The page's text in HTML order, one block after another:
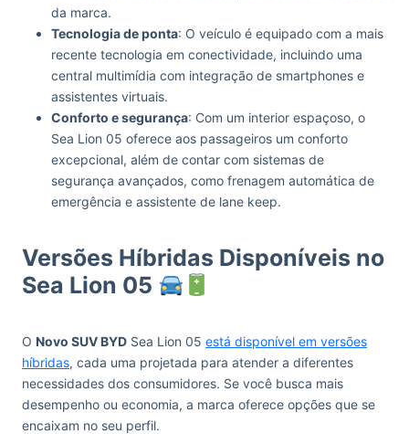
da marca.
Tecnologia de ponta: O veículo é equipado com a mais
recente tecnologia em conectividade, incluindo uma
central multimídia com integração de smartphones e
assistentes virtuais.
Conforto e segurança: Com um interior espaçoso, o
Sea Lion 05 oferece aos passageiros um conforto
excepcional, além de contar com sistemas de
segurança avançados, como frenagem automática de
emergência e assistente de lane keep.
Versões Híbridas Disponíveis no
Sea Lion 05
O Novo SUV BYD Sea Lion 05 está disponível em versões
híbridas, cada uma projetada para atender a diferentes
necessidades dos consumidores. Se você busca mais
desempenho ou economia, a marca oferece opções que se
encaixam no seu perfil.